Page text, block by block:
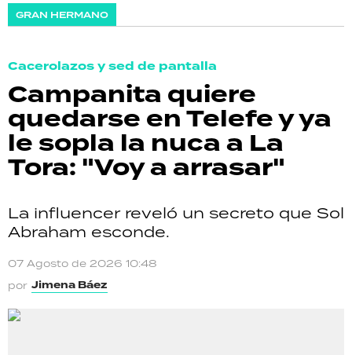
GRAN HERMANO
Cacerolazos y sed de pantalla
Campanita quiere
quedarse en Telefe y ya
le sopla la nuca a La
Tora: "Voy a arrasar"
La influencer reveló un secreto que Sol
Abraham esconde.
07 Agosto de 2026 10:48
por Jimena Báez